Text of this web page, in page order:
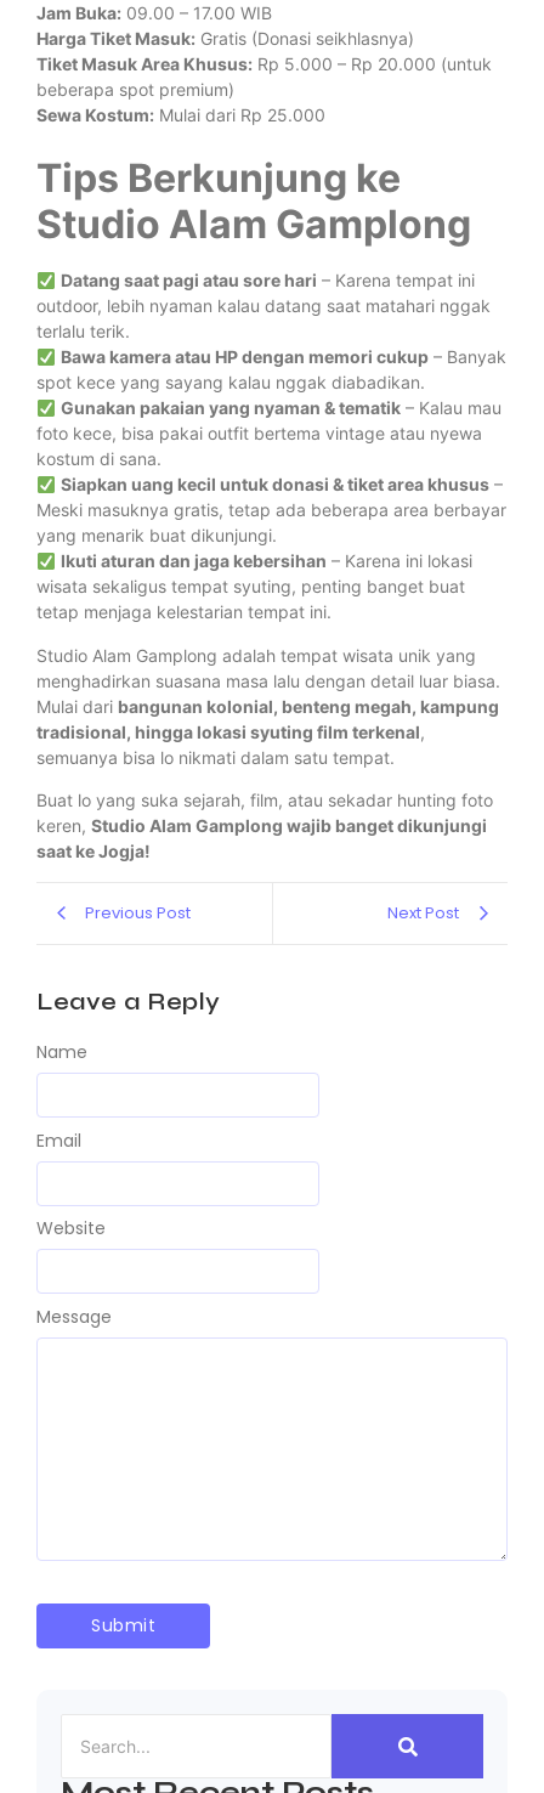
Jam Buka: 09.00 – 17.00 WIB
Harga Tiket Masuk: Gratis (Donasi seikhlasnya)
Tiket Masuk Area Khusus: Rp 5.000 – Rp 20.000 (untuk
beberapa spot premium)
Sewa Kostum: Mulai dari Rp 25.000
Tips Berkunjung ke
Studio Alam Gamplong
Datang saat pagi atau sore hari – Karena tempat ini
outdoor, lebih nyaman kalau datang saat matahari nggak
terlalu terik.
Bawa kamera atau HP dengan memori cukup– Banyak
spot kece yang sayang kalau nggak diabadikan.
Gunakan pakaian yang nyaman & tematik– Kalau mau
foto kece, bisa pakai outfit bertema vintage atau nyewa
kostum di sana.
Siapkan uang kecil untuk donasi & tiket area khusus–
Meski masuknya gratis, tetap ada beberapa area berbayar
yang menarik buat dikunjungi.
Ikuti aturan dan jaga kebersihan – Karena ini lokasi
wisata sekaligus tempat syuting, penting banget buat
tetap menjaga kelestarian tempat ini.
Studio Alam Gamplong adalah tempat wisata unik yang
menghadirkan suasana masa lalu dengan detail luar biasa.
Mulai dari bangunan kolonial, benteng megah, kampung
tradisional, hingga lokasi syuting film terkenal,
semuanya bisa lo nikmati dalam satu tempat.
Buat lo yang suka sejarah, film, atau sekadar hunting foto
keren, Studio Alam Gamplong wajib banget dikunjungi
saat ke Jogja!
Previous Post Next Post
Leave a Reply
Message
Name
Email
Website